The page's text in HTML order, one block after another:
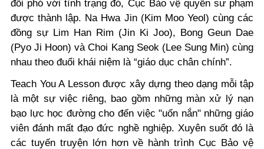
đối phó với tình trạng đó, Cục Bảo vệ quyền sư phạm
được thành lập. Na Hwa Jin (Kim Moo Yeol) cùng các
đồng sự Lim Han Rim (Jin Ki Joo), Bong Geun Dae
(Pyo Ji Hoon) và Choi Kang Seok (Lee Sung Min) cùng
nhau theo đuổi khái niệm là “giáo dục chân chính”.
Teach You A Lesson được xây dựng theo dạng mỗi tập
là một sự việc riêng, bao gồm những màn xử lý nạn
bạo lực học đường cho đến việc "uốn nắn" những giáo
viên đánh mất đạo đức nghề nghiệp. Xuyên suốt đó là
các tuyến truyện lớn hơn về hành trình Cục Bảo vệ